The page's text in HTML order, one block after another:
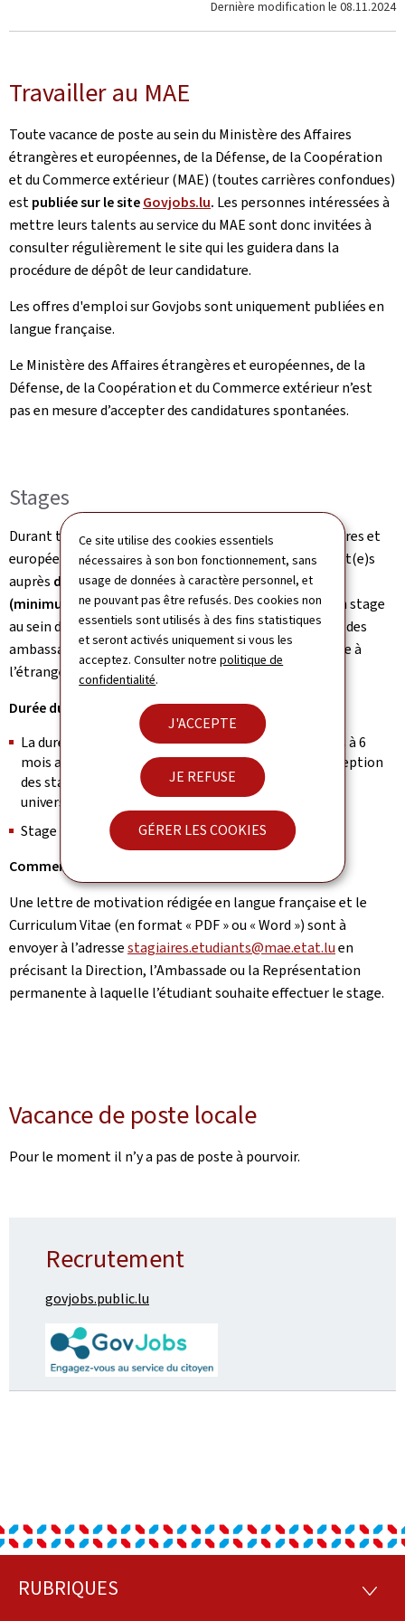
Ce site utilise des cookies essentiels
nécessaires à son bon fonctionnement, sans
usage de données à caractère personnel, et
ne pouvant pas être refusés. Des cookies non
essentiels sont utilisés à des fins statistiques
et seront activés uniquement si vous les
acceptez. Consulter notrepolitique de
confidentialité.
J'ACCEPTE
JE REFUSE
GÉRER LES COOKIES
Dernière modification le 08.11.2024
Travailler au MAE
Toute vacance de poste au sein du Ministère des Affaires
étrangères et européennes, de la Défense, de la Coopération
et du Commerce extérieur (MAE) (toutes carrières confondues)
estpubliée sur le siteGovjobs.lu. Les personnes intéressées à
mettre leurs talents au service du MAE sont donc invitées à
consulter régulièrement le site qui les guidera dans la
procédure de dépôt de leur candidature.
Les offres d'emploi sur Govjobs sont uniquement publiées en
langue française.
Le Ministère des Affaires étrangères et européennes, de la
Défense, de la Coopération et du Commerce extérieur n’est
pas en mesure d’accepter des candidatures spontanées.
Stages
Durant toute l'année, le Ministère des Affaires étrangères et
européennes offre la possibilité aux étudiant(e)s inscrit(e)s
auprès d’un établissement d’enseignement supérieur
(minimum en 2ème année universitaire)d’effectuer un stage
au sein du département à Luxembourg ou auprès d’une des
ambassades et représentations du réseau diplomatique à
l’étranger
Durée du stage
La durée d’un stage peut varier de plusieurs semaines à 6
mois au maximum sur une période de 24 mois, à l’exception
des stages conventionnés dans le cadre d’études
universitaires, où cette durée peut être dépassée.
Stage rémunéré à partir de 4 semaines de stage
Comment postuler ?
Une lettre de motivation rédigée en langue française et le
Curriculum Vitae (en format « PDF » ou « Word ») sont à
envoyer à l’adressestagiaires.etudiants@mae.etat.luen
précisant la Direction, l’Ambassade ou la Représentation
permanente à laquelle l’étudiant souhaite effectuer le stage.
Vacance de poste locale
Pour le moment il n’y a pas de poste à pourvoir.
Recrutement
govjobs.public.lu
Pied
RUBRIQUES